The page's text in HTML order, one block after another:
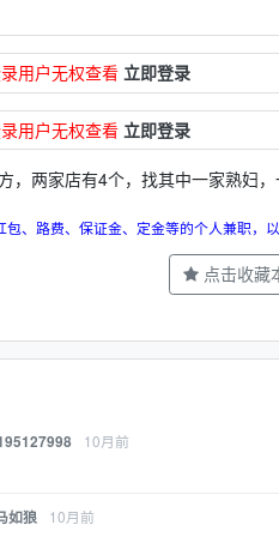
用户无权查看 立即登录
用户无权查看 立即登录
，两家店有4个，找其中一家熟妇
包、路费、保证金、定金等的个人兼职，
点击收藏
10月前
如狼 10月前